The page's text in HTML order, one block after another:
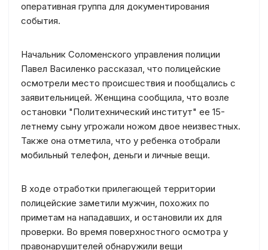
оперативная группа для документирования
события.
Начальник Соломенского управления полиции
Павел Василенко рассказал, что полицейские
осмотрели место происшествия и пообщались с
заявительницей. Женщина сообщила, что возле
остановки "Политехнический институт" ее 15-
летнему сыну угрожали ножом двое неизвестных.
Также она отметила, что у ребенка отобрали
мобильный телефон, деньги и личные вещи.
В ходе отработки прилегающей территории
полицейские заметили мужчин, похожих по
приметам на нападавших, и остановили их для
проверки. Во время поверхностного осмотра у
правонарушителей обнаружили вещи